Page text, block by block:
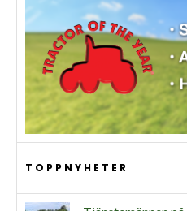
TOPPNYHETER